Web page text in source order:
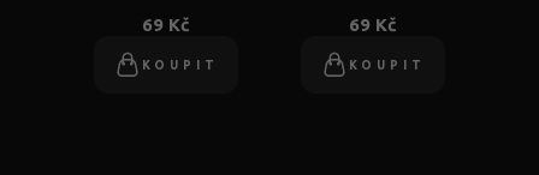
69 Kč
KOUPIT
69 Kč
KOUPIT